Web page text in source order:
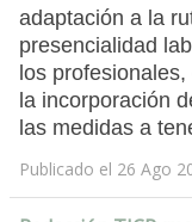
adaptación a la
presencialidad
los
la incorporación
las medidas a
Publicado el 26 Ago